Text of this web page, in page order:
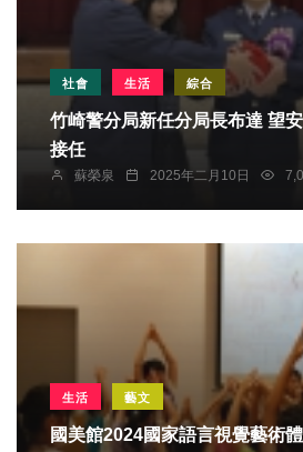
社會 生活 綜合
竹崎警分局新任分局長布達 望
接任
蘇榮泉 2025年二月10日
生活 藝文
國美館2024國家語言視覺藝術